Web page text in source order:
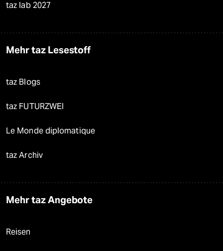
taz lab 2027
Mehr taz Lesestoff
taz Blogs
taz FUTURZWEI
Le Monde diplomatique
taz Archiv
Mehr taz Angebote
Reisen